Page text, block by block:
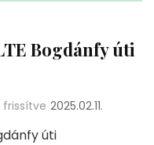
Bogdánfy úti
frissítve 2025.02.11.
úti